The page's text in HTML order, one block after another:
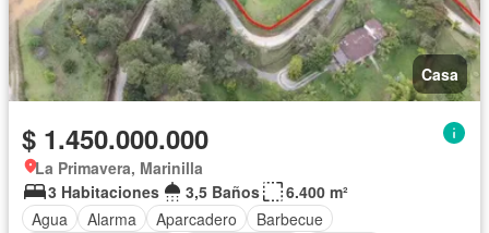
Casa
$ 1.450.000.000
La Primavera, Marinilla
3 Habitaciones
3,5 Baños
6.400 m²
Agua
Alarma Aparcadero
Barbecue